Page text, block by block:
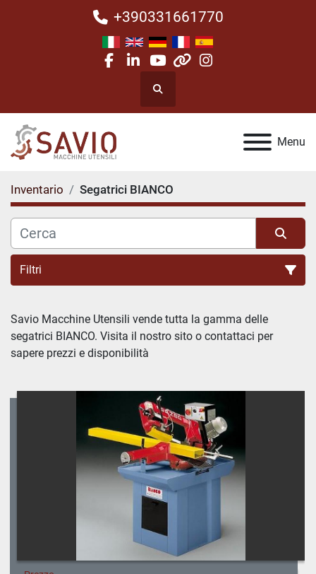
+390331661770
facebook
linkedin
youtube
otherinstagram
Cerca
Menu
Inventario Segatrici BIANCO
Filtri
Segatrici BIANCO (1)
Ordina per
Savio Macchine Utensili vende tutta la gamma delle
segatrici BIANCO. Visita il nostro sito o contattaci per
sapere prezzi e disponibilità